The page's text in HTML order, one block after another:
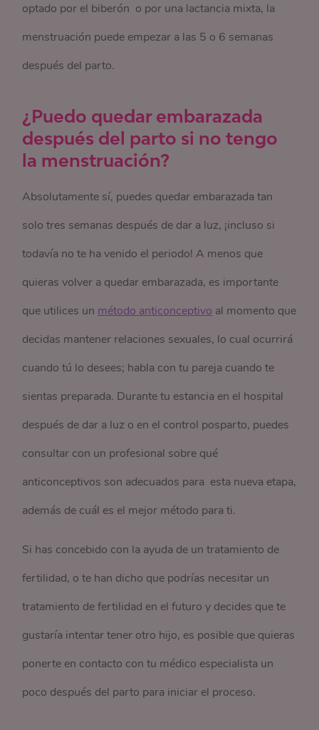
optado por el biberón o por una lactancia mixta, la
menstruación puede empezar a las 5 o 6 semanas
después del parto.
¿Puedo quedar embarazada
después del parto si no tengo
la menstruación?
Absolutamente sí, puedes quedar embarazada tan
solo tres semanas después de dar a luz, ¡incluso si
todavía no te ha venido el periodo! A menos que
quieras volver a quedar embarazada, es importante
que utilices unmétodo anticonceptivo al momento que
decidas mantener relaciones sexuales, lo cual ocurrirá
cuando tú lo desees; habla con tu pareja cuando te
sientas preparada. Durante tu estancia en el hospital
después de dar a luz o en el control posparto, puedes
consultar con un profesional sobre qué
anticonceptivos son adecuados para esta nueva etapa,
además de cuál es el mejor método para ti.
Si has concebido con la ayuda de un tratamiento de
fertilidad, o te han dicho que podrías necesitar un
tratamiento de fertilidad en el futuro y decides que te
gustaría intentar tener otro hijo, es posible que quieras
ponerte en contacto con tu médico especialista un
poco después del parto para iniciar el proceso.